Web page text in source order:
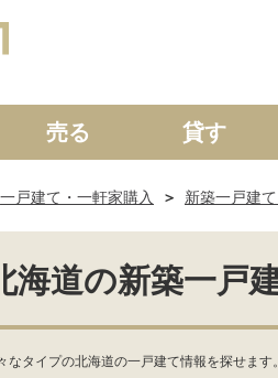
中古一戸建て マンシ
売る 貸す
一戸建て・一軒家購入 新築一戸建
海道の新築一戸
タイプの北海道の一戸建て情報を探せま